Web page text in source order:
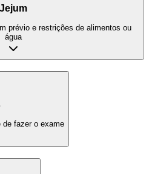
Jejum
prévio e restrições de alimentos ou
água
de fazer o exame